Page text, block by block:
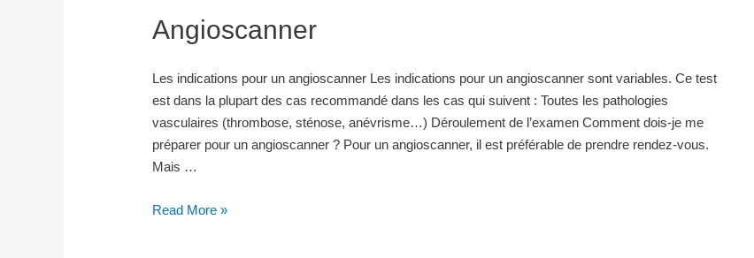
Angioscanner
Les indications pour un angioscanner Les indications pour un angioscanner sont variables. Ce test
est dans la plupart des cas recommandé dans les cas qui suivent : Toutes les pathologies
vasculaires (thrombose, sténose, anévrisme…) Déroulement de l’examen Comment dois-je me
préparer pour un angioscanner ? Pour un angioscanner, il est préférable de prendre rendez-vous.
Mais …
Angioscanner
Read More »